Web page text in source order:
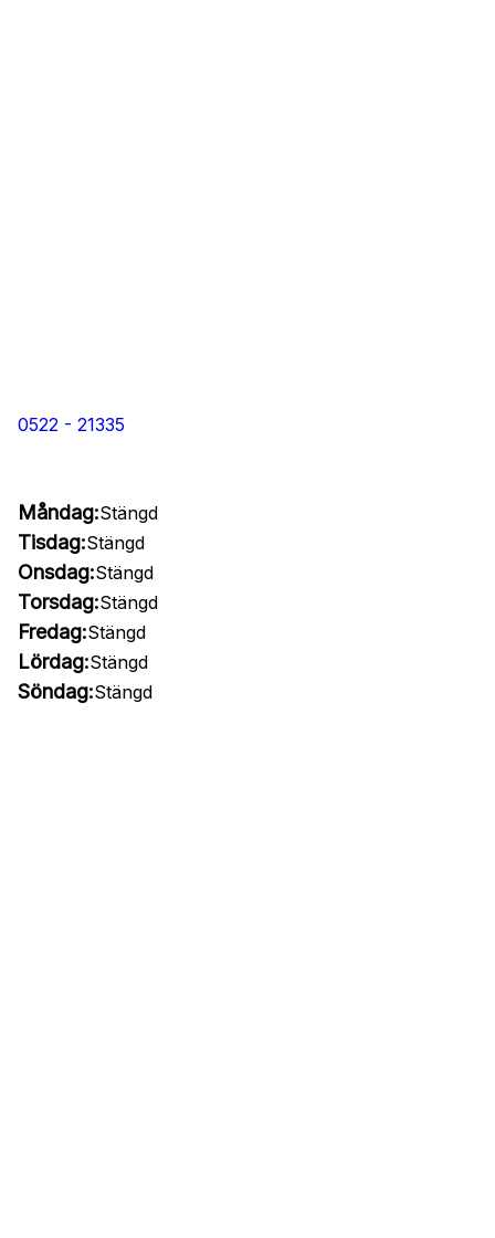
0522 - 21335
Måndag:Stängd
Tisdag:Stängd
Onsdag:Stängd
Torsdag:Stängd
Fredag:Stängd
Lördag:Stängd
Söndag:Stängd